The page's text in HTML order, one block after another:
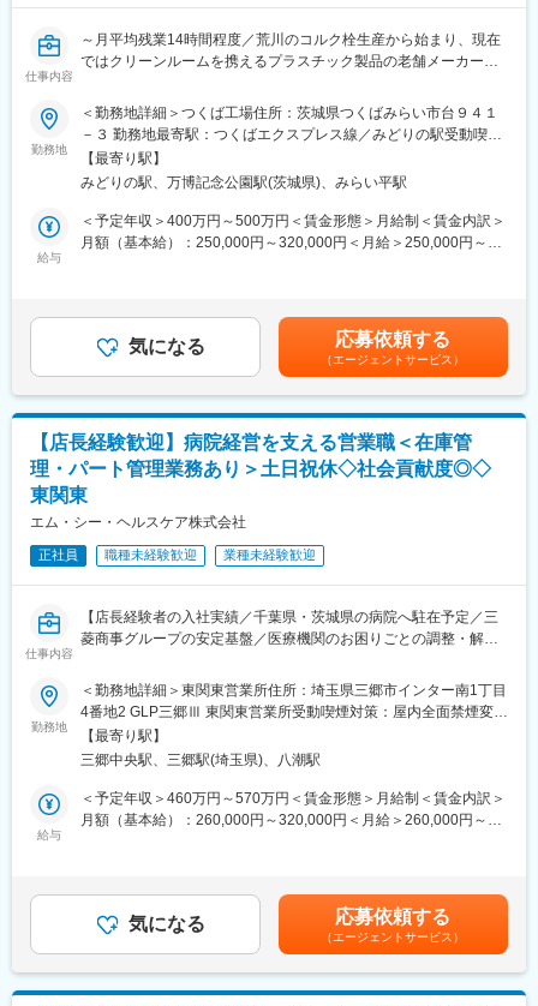
品）をレンタルするアメニティサポートシステムを提供している
会社です。
ご利用者への提供・回収・請求まで全て弊社で受け持っておりま
す。そのため医療・介護施設の業務負担の軽減もでき多くのメリ
ットがあります。拠点は北海道から九州まで展開し、毎年増収・
増益と確実に業績伸長しています。
変更の範囲：本文参照
仕事内容
～月平均残業14時間程度／荒川のコルク栓生産から始まり、現在
ではクリーンルームを携えるプラスチック製品の老舗メーカー／
■同社について：
医療や半導体分野向けのプラスチック製品を企画・開発から製造
まで一貫して行うメーカーです。注射器や検査キット、医薬品容
器、半導体用搬送ケースなど、人々の安全や最先端技術を支える
製品を手がけています。金型製作や射出成形、組立、滅菌まで自
社で完結できる体制が強みで、高品質と安定供給を実現。クリー
■業務内容：
医療用プラスチック成形品の製造、周辺機器の保守をご担当いた
の作業は数値の調整等機械操作となります。
また技術の習熟後は、比較的難易度の高い型を入れ替える作業も
行っていただきます。
■働く環境
環境で勤務いただけます。
時30分～8時30分での交代勤務となります。
また夕勤・夜勤（深夜割増時間帯を含む勤務）を行った場合、深
支給されます。
※休憩室あり
・夜勤は発生しますが土日はお休みとなります。
可能なことが多いです。
■組織構成
つくば工場はパートや派遣社員も含め約120名の方が就業してお
ります。
徒歩圏内に第二工場・第三工場もあり、工場間での連携も多くご
勤務地
＜勤務地詳細＞つくば工場住所：茨城県つくばみらい市台９４１
－３ 勤務地最寄駅：つくばエクスプレス線／みどりの駅受動喫煙
対策：屋内全面禁煙変更の範囲：会社の定める事業所
【最寄り駅】
みどりの駅、万博記念公園駅(茨城県)、みらい平駅
給与
＜予定年収＞400万円～500万円＜賃金形態＞月給制＜賃金内訳＞
月額（基本給）：250,000円～320,000円＜月給＞250,000円～
気になる 応募依頼する
（エージェントサービス）
【店長経験歓迎】病院経営を支える営業職＜在庫管
理・パート管理業務あり＞土日祝休◇社会貢献度◎◇
東関東
エム・シー・ヘルスケア株式会社
正社員 職種未経験歓迎 業種未経験歓迎
仕事内容
【店長経験者の入社実績／千葉県・茨城県の病院へ駐在予定／三
菱商事グループの安定基盤／医療機関のお困りごとの調整・解決
■職務内容：
当社は、病院経営のパートナーとして、病院で使用する医療材料
や医薬品の調達、物品管理や、医療材料費に関する削減の提案を
行っております。
本ポジションでは、基本的には顧客となる病院に常駐し、医療現
場の後方支援に必要な業務に取り組んでいただきます。
★営業ポジションですが、ノルマはありません。
・医療材料や医薬品の調達代行
・医療材料や医薬品の在庫管理
勤務地
＜勤務地詳細＞東関東営業所住所：埼玉県三郷市インター南1丁目
4番地2 GLP三郷Ⅲ 東関東営業所受動喫煙対策：屋内全面禁煙変更
の範囲：会社の定める事業所
【最寄り駅】
三郷中央駅、三郷駅(埼玉県)、八潮駅
給与
＜予定年収＞460万円～570万円＜賃金形態＞月給制＜賃金内訳＞
月額（基本給）：260,000円～320,000円＜月給＞260,000円～
くまでも目安の金額であり、選考を通じて上下する可能性があり
ます。月給(月額)は固定手当を含めた表記です。
気になる 応募依頼する
（エージェントサービス）